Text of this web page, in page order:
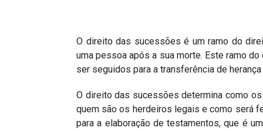
O direito das sucessões é um ramo do
uma pessoa após a sua morte. Este ramo
ser seguidos para a transferência de
O direito das sucessões determina como
quem são os herdeiros legais e como será
para a elaboração de testamentos, que é